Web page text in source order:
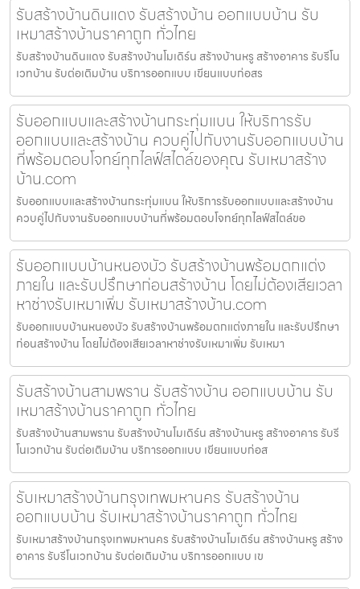
รับสร้างบ้านดินแดง รับสร้างบ้าน ออกแบบบ้าน รับ
เหมาสร้างบ้านราคาถูก ทั่วไทย
รับสร้างบ้านดินแดง รับสร้างบ้านโมเดิร์น สร้างบ้านหรู สร้างอาคาร รับรีโน
เวทบ้าน รับต่อเติมบ้าน บริการออกแบบ เขียนแบบก่อสร
รับออกแบบและสร้างบ้านกระทุ่มแบน ให้บริการรับ
ออกแบบและสร้างบ้าน ควบคู่ไปกับงานรับออกแบบบ้าน
ที่พร้อมตอบโจทย์ทุกไลฟ์สไตล์ของคุณ รับเหมาสร้าง
บ้าน.com
รับออกแบบและสร้างบ้านกระทุ่มแบน ให้บริการรับออกแบบและสร้างบ้าน
ควบคู่ไปกับงานรับออกแบบบ้านที่พร้อมตอบโจทย์ทุกไลฟ์สไตล์ขอ
รับออกแบบบ้านหนองบัว รับสร้างบ้านพร้อมตกแต่ง
ภายใน และรับปรึกษาก่อนสร้างบ้าน โดยไม่ต้องเสียเวลา
หาช่างรับเหมาเพิ่ม รับเหมาสร้างบ้าน.com
รับออกแบบบ้านหนองบัว รับสร้างบ้านพร้อมตกแต่งภายใน และรับปรึกษา
ก่อนสร้างบ้าน โดยไม่ต้องเสียเวลาหาช่างรับเหมาเพิ่ม รับเหมา
รับสร้างบ้านสามพราน รับสร้างบ้าน ออกแบบบ้าน รับ
เหมาสร้างบ้านราคาถูก ทั่วไทย
รับสร้างบ้านสามพราน รับสร้างบ้านโมเดิร์น สร้างบ้านหรู สร้างอาคาร รับรี
โนเวทบ้าน รับต่อเติมบ้าน บริการออกแบบ เขียนแบบก่อส
รับเหมาสร้างบ้านกรุงเทพมหานคร รับสร้างบ้าน
ออกแบบบ้าน รับเหมาสร้างบ้านราคาถูก ทั่วไทย
รับเหมาสร้างบ้านกรุงเทพมหานคร รับสร้างบ้านโมเดิร์น สร้างบ้านหรู สร้าง
อาคาร รับรีโนเวทบ้าน รับต่อเติมบ้าน บริการออกแบบ เข